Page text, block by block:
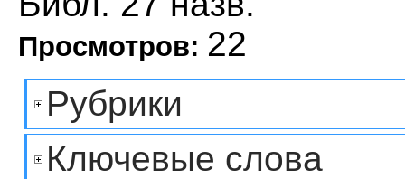
Просмотров: 22
Рубрики
Ключевые слова